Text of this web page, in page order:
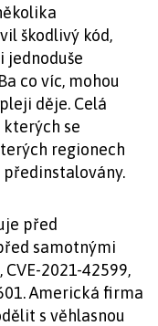
škodlivý kód,
jednoduše
co víc, mohou
děje. Celá
kterých se
regionech
před
samotnými
2021-42599,
Americká firma
s věhlasnou